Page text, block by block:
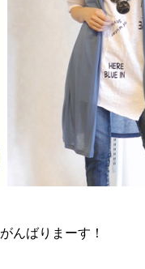
んばりまーす！